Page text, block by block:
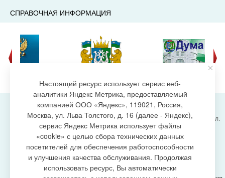
СПРАВОЧНАЯ ИНФОРМАЦИЯ
создание сайта
Администрация городского поселения Излучинск, ул.
Энергетиков, 6, пгт. Излучинск, Нижневартовский
район,
Ханты-Мансийский автономный округ-Югра
(Тюменская область), 628634
Сетевое изданиеhttps://www.gp-izluchinsk.ru
16+
Настоящий ресурс использует сервис веб-
аналитики Яндекс Метрика, предоставляемый
компанией ООО «Яндекс», 119021, Россия,
Москва, ул. Льва Толстого, д. 16 (далее - Яндекс),
сервис Яндекс Метрика использует файлы
«cookie» с целью сбора технических данных
посетителей для обеспечения работоспособности
и улучшения качества обслуживания. Продолжая
использовать ресурс, Вы автоматически